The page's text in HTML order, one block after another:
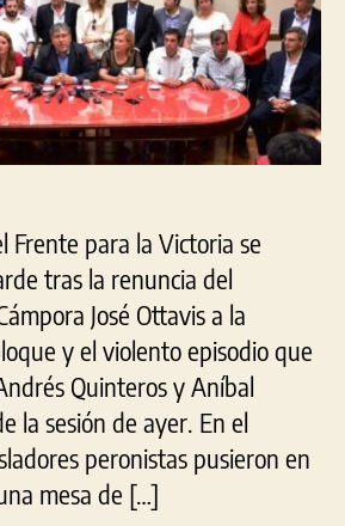
y
Frente para la Victoria se
tras la renuncia del
José Ottavis a la
y el violento episodio que
Quinteros y Aníbal
la sesión de ayer. En el
peronistas pusieron en
mesa de […]